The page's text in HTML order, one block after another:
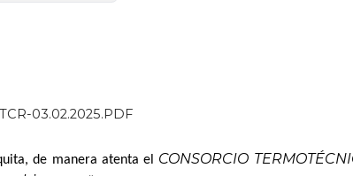
03.02.2025.PDF
de manera atenta el CONSORCIO